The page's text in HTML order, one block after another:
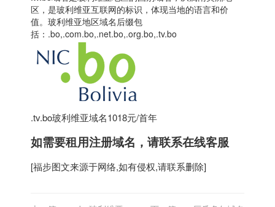
区，是玻利维亚互联网的标识，体现当地的语言和价
值。玻利维亚地区域名后缀包
括：.bo,.com.bo,.net.bo,.org.bo,.tv.bo
.tv.bo玻利维亚域名1018元/首年
如需要租用注册域名 ，请联系在线客服
[福步图文来源于网络,如有侵权,请联系删除]